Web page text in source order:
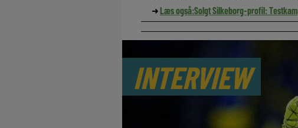
Læs også:Solgt Silkeborg-profil:
INTERVIEW